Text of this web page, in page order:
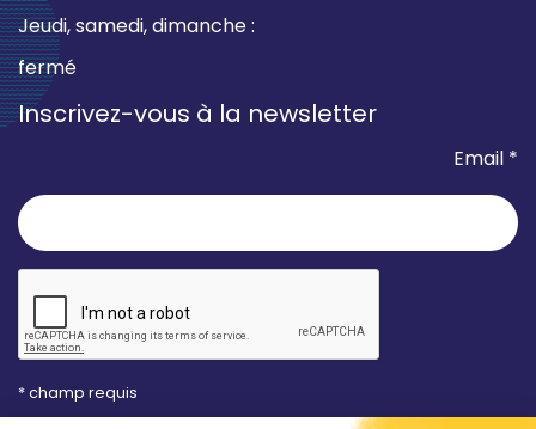
Jeudi, samedi, dimanche :
fermé
Inscrivez-vous à la newsletter
Email *
* champ requis